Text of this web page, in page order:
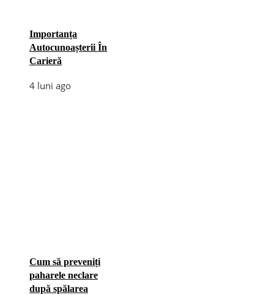
Importanța
Autocunoașterii În
Carieră
4 luni ago
Cum să preveniți
paharele neclare
după spălarea